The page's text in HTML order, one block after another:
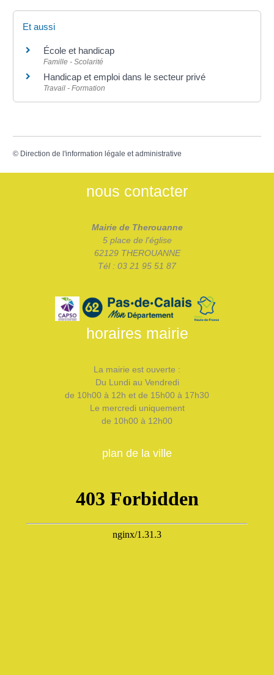
Et aussi
École et handicap
Famille - Scolarité
Handicap et emploi dans le secteur privé
Travail - Formation
© Direction de l'information légale et administrative
nous contacter
Mairie de Therouanne
5 place de l'église
62129 THEROUANNE
Tél : 03 21 95 51 87
horaires mairie
La mairie est ouverte :
Du Lundi au Vendredi
de 10h00 à 12h et de 15h00 à 17h30
Le mercredi uniquement
de 10h00 à 12h00
plan de la ville